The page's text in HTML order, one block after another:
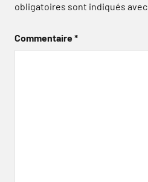
obligatoires sont indiqués avec
Commentaire*